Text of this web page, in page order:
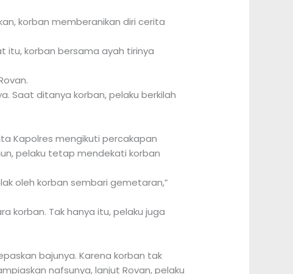
korban memberanikan diri cerita
itu, korban bersama ayah tirinya
Saat ditanya korban, pelaku berkilah
Kapolres mengikuti percakapan
pelaku tetap mendekati korban
oleh korban sembari gemetaran,”
korban. Tak hanya itu, pelaku juga
bajunya. Karena korban tak
nafsunya, lanjut Rovan, pelaku